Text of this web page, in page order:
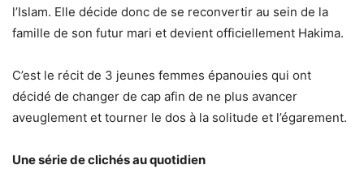
l’Islam. Elle décide donc de se reconvertir au sein de la
famille de son futur mari et devient officiellement Hakima.
C’est le récit de 3 jeunes femmes épanouies qui ont
décidé de changer de cap afin de ne plus avancer
aveuglement et tourner le dos à la solitude et l’égarement.
Une série de clichés au quotidien